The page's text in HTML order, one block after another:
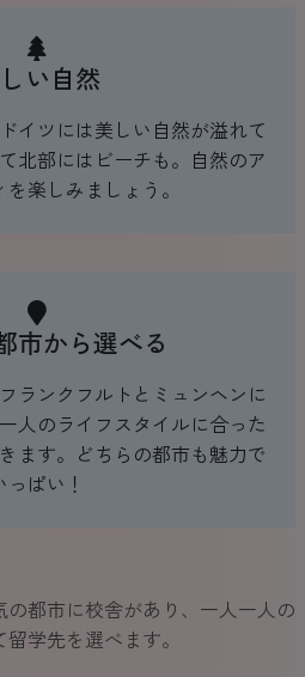
い自然
イツには美しい自然が溢れて
北部にはビーチも。自然のア
楽しみましょう。
市から選べる
ランクフルトとミュンヘンに
人のライフスタイルに合った
ます。どちらの都市も魅力で
っぱい！
都市に校舎があり、一人一人の
学先を選べます。